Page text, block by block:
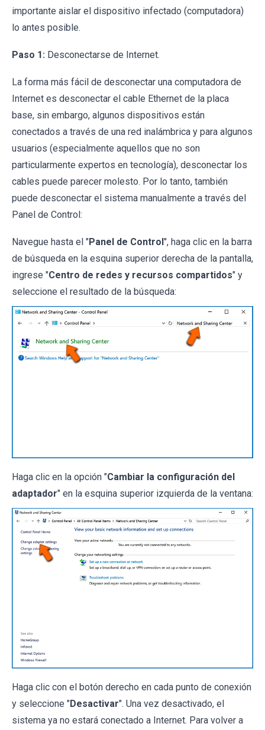
importante aislar el dispositivo infectado (computadora)
lo antes posible.
Paso 1: Desconectarse de Internet.
La forma más fácil de desconectar una computadora de
Internet es desconectar el cable Ethernet de la placa
base, sin embargo, algunos dispositivos están
conectados a través de una red inalámbrica y para algunos
usuarios (especialmente aquellos que no son
particularmente expertos en tecnología), desconectar los
cables puede parecer molesto. Por lo tanto, también
puede desconectar el sistema manualmente a través del
Panel de Control:
Navegue hasta el "Panel de Control", haga clic en la barra
de búsqueda en la esquina superior derecha de la pantalla,
ingrese "Centro de redes y recursos compartidos" y
seleccione el resultado de la búsqueda:
Haga clic en la opción "Cambiar la configuración del
adaptador" en la esquina superior izquierda de la ventana:
Haga clic con el botón derecho en cada punto de conexión
y seleccione "Desactivar". Una vez desactivado, el
sistema ya no estará conectado a Internet. Para volver a